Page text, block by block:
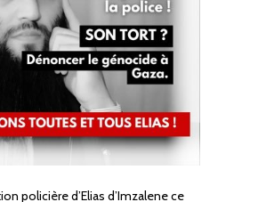
policière d’Elias d’Imzalene ce